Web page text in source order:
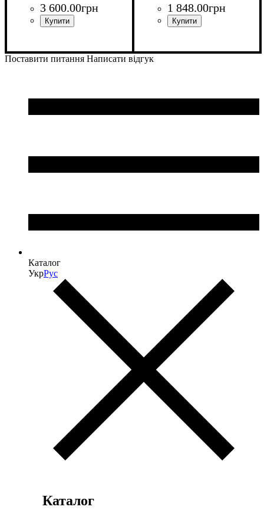
3 600.00грн 1 848.00грн
Поставити питання Написати відгук
Каталог
УкрРус
Каталог